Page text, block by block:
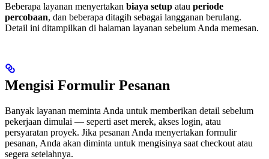
Beberapa layanan menyertakan biaya setup atau periode
percobaan, dan beberapa ditagih sebagai langganan berulang.
Detail ini ditampilkan di halaman layanan sebelum Anda memesan.
Mengisi Formulir Pesanan
Banyak layanan meminta Anda untuk memberikan detail sebelum
pekerjaan dimulai — seperti aset merek, akses login, atau
persyaratan proyek. Jika pesanan Anda menyertakan formulir
pesanan, Anda akan diminta untuk mengisinya saat checkout atau
segera setelahnya.